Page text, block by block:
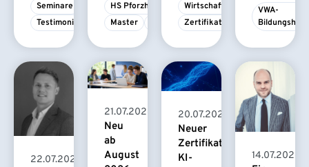
Seminare
Testimonial
HS Pforzheim
Master
Wirtschaftspsychologie
Zertifikatskurs
VWA-
Bildungshaus
22.07.2026
21.07.2026
Neu
ab
August
20.07.2026
Neuer
Zertifikatskurs
KI-
14.07.2026